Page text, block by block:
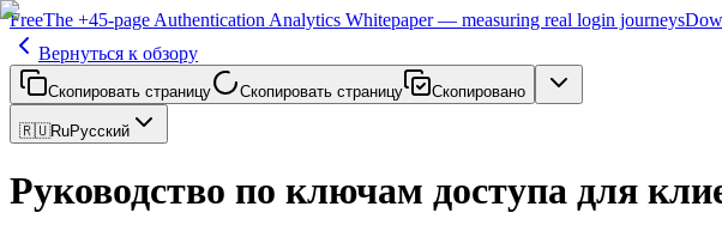
FreeThe +45-page Authentication Analytics Whitepaper — measuring real login journeys
Вернуться к обзору
Скопировать страницу Скопировать страницу Скопировано
🇷🇺RuРусский
Руководство по ключам доступа для